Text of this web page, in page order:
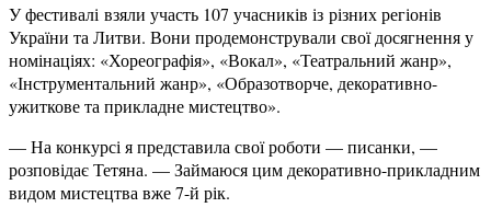
У фестивалі взяли участь 107 учасників із різних регіонів
України та Литви. Вони продемонстрували свої досягнення у
номінаціях: «Хореографія», «Вокал», «Театральний жанр»,
«Інструментальний жанр», «Образотворче, декоративно-
ужиткове та прикладне мистецтво».
— На конкурсі я представила свої роботи — писанки, —
розповідає Тетяна. — Займаюся цим декоративно-прикладним
видом мистецтва вже 7-й рік.